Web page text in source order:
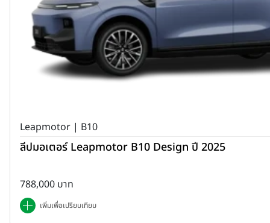
Leapmotor | B10
ลีปมอเตอร์ Leapmotor B10 Design ปี 2025
788,000 บาท
เพิ่มเพื่อเปรียบเทียบ